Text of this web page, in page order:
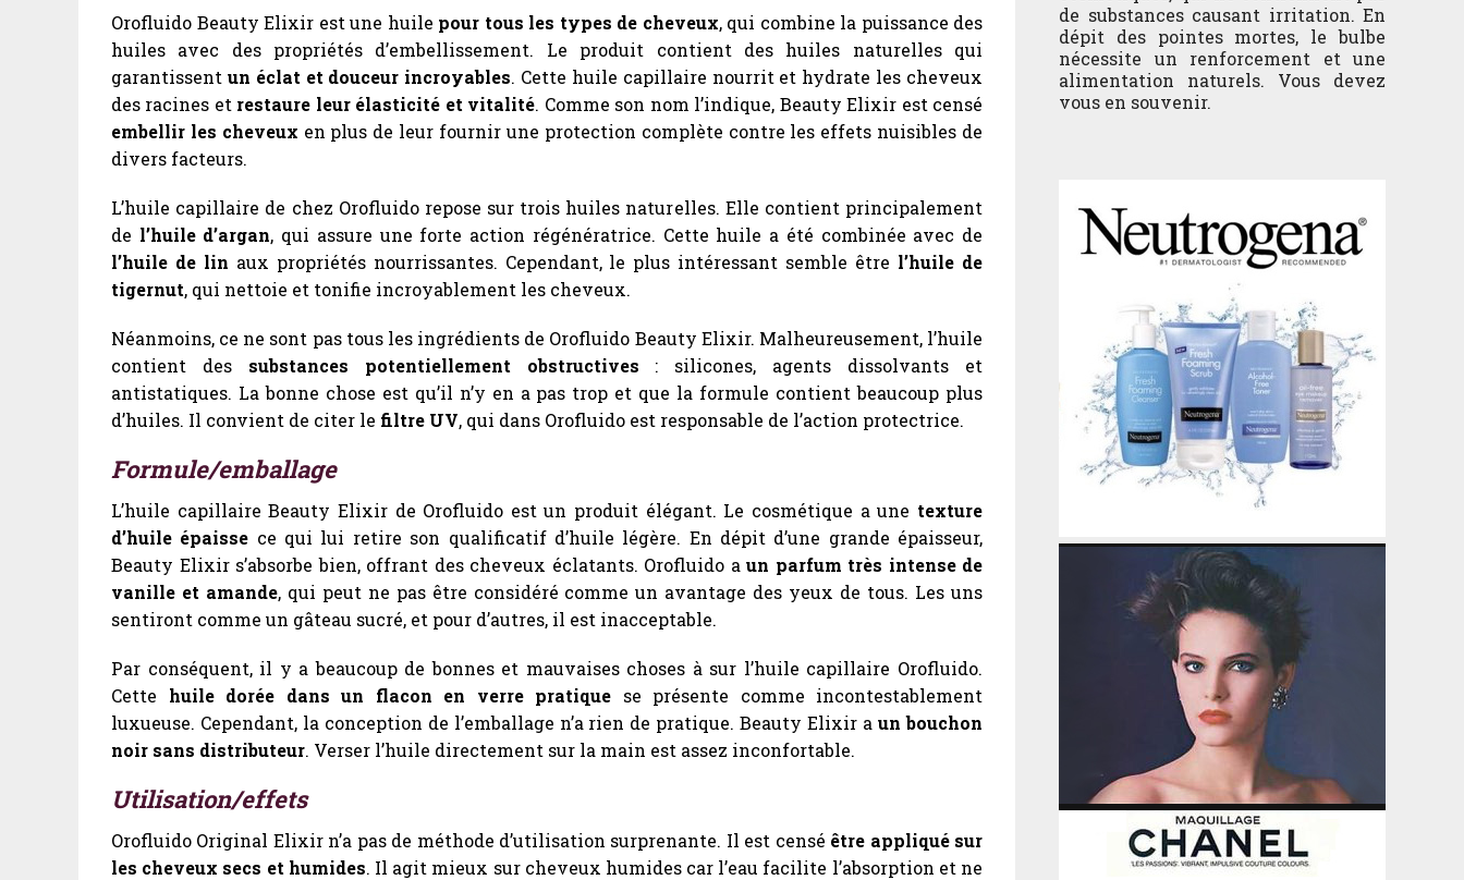
Orofluido Beauty Elixir est une huile pour tous les types de cheveux, qui combine la puissance des
huiles avec des propriétés d’embellissement. Le produit contient des huiles naturelles qui
garantissent un éclat et douceur incroyables. Cette huile capillaire nourrit et hydrate les cheveux
des racines et restaure leur élasticité et vitalité. Comme son nom l’indique, Beauty Elixir est censé
embellir les cheveux en plus de leur fournir une protection complète contre les effets nuisibles de
divers facteurs.
L’huile capillaire de chez Orofluido repose sur trois huiles naturelles. Elle contient principalement
de l’huile d’argan, qui assure une forte action régénératrice. Cette huile a été combinée avec de
l’huile de lin aux propriétés nourrissantes. Cependant, le plus intéressant semble être l’huile de
tigernut, qui nettoie et tonifie incroyablement les cheveux.
Néanmoins, ce ne sont pas tous les ingrédients de Orofluido Beauty Elixir. Malheureusement, l’huile
contient des substances potentiellement obstructives : silicones, agents dissolvants et
antistatiques. La bonne chose est qu’il n’y en a pas trop et que la formule contient beaucoup plus
d’huiles. Il convient de citer le filtre UV, qui dans Orofluido est responsable de l’action protectrice.
Formule/emballage
L’huile capillaire Beauty Elixir de Orofluido est un produit élégant. Le cosmétique a une texture
d’huile épaisse ce qui lui retire son qualificatif d’huile légère. En dépit d’une grande épaisseur,
Beauty Elixir s’absorbe bien, offrant des cheveux éclatants. Orofluido a un parfum très intense de
vanille et amande, qui peut ne pas être considéré comme un avantage des yeux de tous. Les uns
sentiront comme un gâteau sucré, et pour d’autres, il est inacceptable.
Par conséquent, il y a beaucoup de bonnes et mauvaises choses à sur l’huile capillaire Orofluido.
Cette huile dorée dans un flacon en verre pratique se présente comme incontestablement
luxueuse. Cependant, la conception de l’emballage n’a rien de pratique. Beauty Elixir aun bouchon
noir sans distributeur. Verser l’huile directement sur la main est assez inconfortable.
Utilisation/effets
Orofluido Original Elixir n’a pas de méthode d’utilisation surprenante. Il est censé être appliqué sur
les cheveux secs et humides. Il agit mieux sur cheveux humides car l’eau facilite l’absorption et ne
de substances causant irritation. En
dépit des pointes mortes, le bulbe
nécessite un renforcement et une
alimentation naturels. Vous devez
vous en souvenir.